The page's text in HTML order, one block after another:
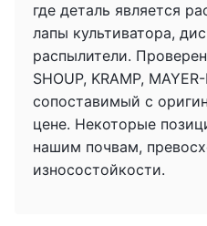
где деталь является
лапы культиватора,
распылители.
SHOUP, KRAMP,
сопоставимый с
цене. Некоторые
нашим почвам,
износостойкости.